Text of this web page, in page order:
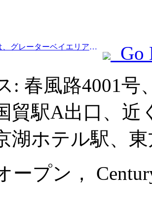
Prev:広東省は、グレーターベイエリアを世界クラスの観光地にするためのサービス産業能力拡大計画を発表した。
Go
: 春風路4001号
貿駅A出口、近
湖ホテル駅、
ープン，